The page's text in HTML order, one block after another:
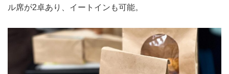
ル席が2卓あり、イートインも可能。